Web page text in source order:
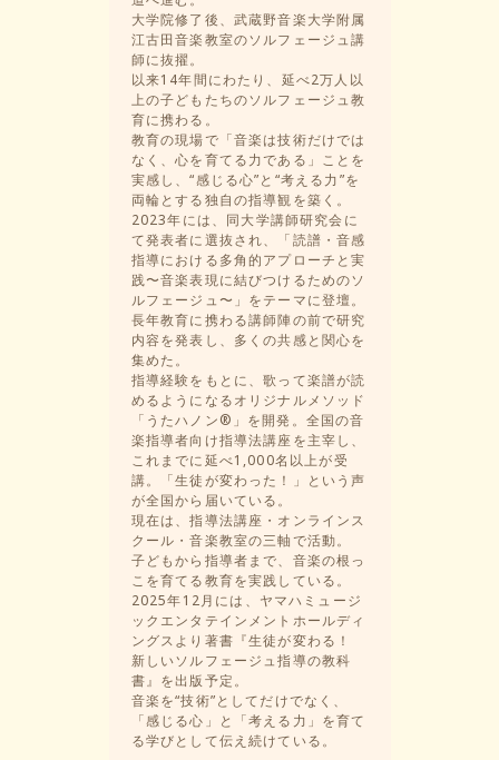
大学院修了後、武蔵野音楽大学附属
江古田音楽教室のソルフェージュ講
師に抜擢。
以来14年間にわたり、延べ2万人以
上の子どもたちのソルフェージュ教
育に携わる。
教育の現場で「音楽は技術だけでは
なく、心を育てる力である」ことを
実感し、“感じる心”と“考える力”を
両輪とする独自の指導観を築く。
2023年には、同大学講師研究会に
て発表者に選抜され、「読譜・音感
指導における多角的アプローチと実
践〜音楽表現に結びつけるためのソ
ルフェージュ〜」をテーマに登壇。
長年教育に携わる講師陣の前で研究
内容を発表し、多くの共感と関心を
集めた。
指導経験をもとに、歌って楽譜が読
めるようになるオリジナルメソッド
「うたハノン®」を開発。全国の音
楽指導者向け指導法講座を主宰し、
これまでに延べ1,000名以上が受
講。「生徒が変わった！」という声
が全国から届いている。
現在は、指導法講座・オンラインス
クール・音楽教室の三軸で活動。
子どもから指導者まで、音楽の根っ
こを育てる教育を実践している。
2025年12月には、ヤマハミュージ
ックエンタテインメントホールディ
ングスより著書『生徒が変わる！
新しいソルフェージュ指導の教科
書』を出版予定。
音楽を“技術”としてだけでなく、
「感じる心」と「考える力」を育て
る学びとして伝え続けている。